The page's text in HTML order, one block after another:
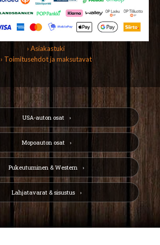
› Asiakastuki
› Toimitusehdot ja maksutavat
USA-auton osat
Mopoauton osat
Pukeutuminen & Western
Lahjatavarat & sisustus